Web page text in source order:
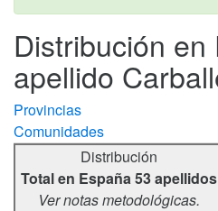
Distribución en
apellido
Provincias
Comunidades
Distribución
Total en España 53 apellidos
Ver notas metodológicas.